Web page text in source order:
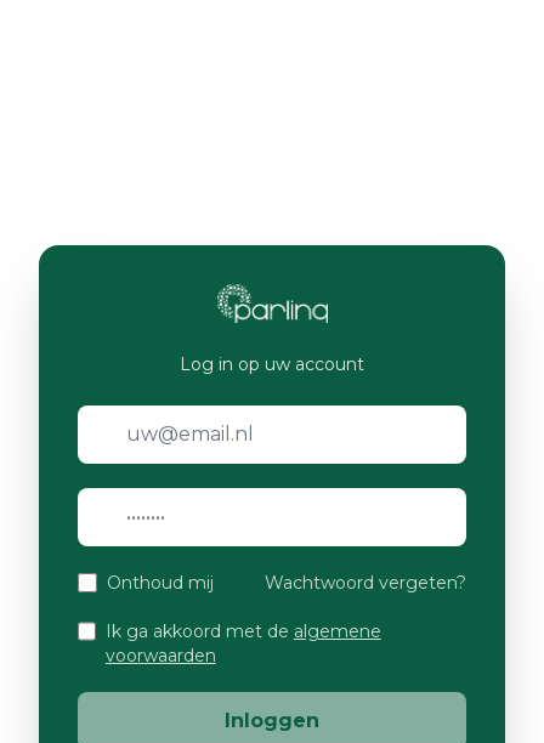
Log in op uw account
Onthoud mij Wachtwoord vergeten?
Ik ga akkoord met de algemene
voorwaarden
Inloggen